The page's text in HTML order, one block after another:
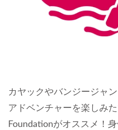
カヤックやバンジージャ
アドベンチャーを楽しみ
Foundationがオススメ！